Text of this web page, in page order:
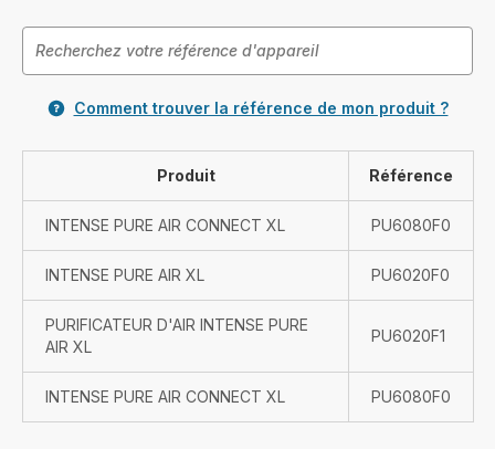
Comment trouver la référence de mon produit ?
Produit Référence
INTENSE PURE AIR CONNECT XL PU6080F0
INTENSE PURE AIR XL PU6020F0
PURIFICATEUR D'AIR INTENSE PURE
AIR XL
PU6020F1
INTENSE PURE AIR CONNECT XL PU6080F0